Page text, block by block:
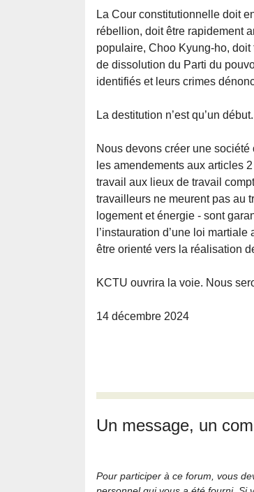
La Cour constitutionnelle doit
rébellion, doit être rapidement
populaire, Choo Kyung-ho, doit
de dissolution du Parti du
identifiés et leurs crimes
La destitution n’est qu’un début.
Nous devons créer une
les amendements aux articles
travail aux lieux de travail
travailleurs ne meurent pas au
logement et énergie - sont
l’instauration d’une loi
être orienté vers la réalisation
KCTU ouvrira la voie. Nous
14 décembre 2024
Un message, un
Pour participer à ce forum, vous